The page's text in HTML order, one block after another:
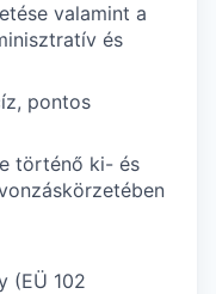
valamint a
és
pontos
történő ki- és
(EÜ 102